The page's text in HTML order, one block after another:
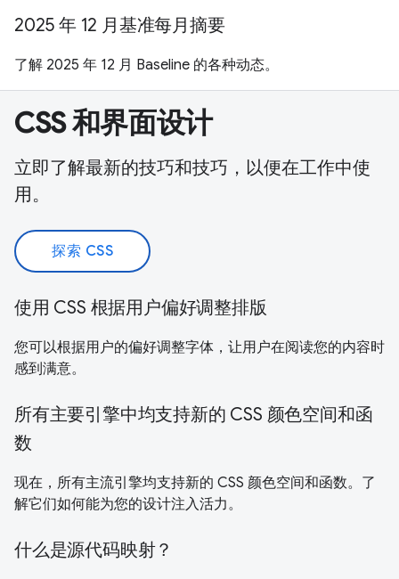
2025 年 12 月基准每月摘要
了解 2025 年 12 月 Baseline 的各种动态。
CSS 和界面设计
立即了解最新的技巧和技巧，以便在工作中使
用。
探索 CSS
使用 CSS 根据用户偏好调整排版
您可以根据用户的偏好调整字体，让用户在阅读您的内容时
感到满意。
所有主要引擎中均支持新的 CSS 颜色空间和函
数
现在，所有主流引擎均支持新的 CSS 颜色空间和函数。了
解它们如何能为您的设计注入活力。
什么是源代码映射？